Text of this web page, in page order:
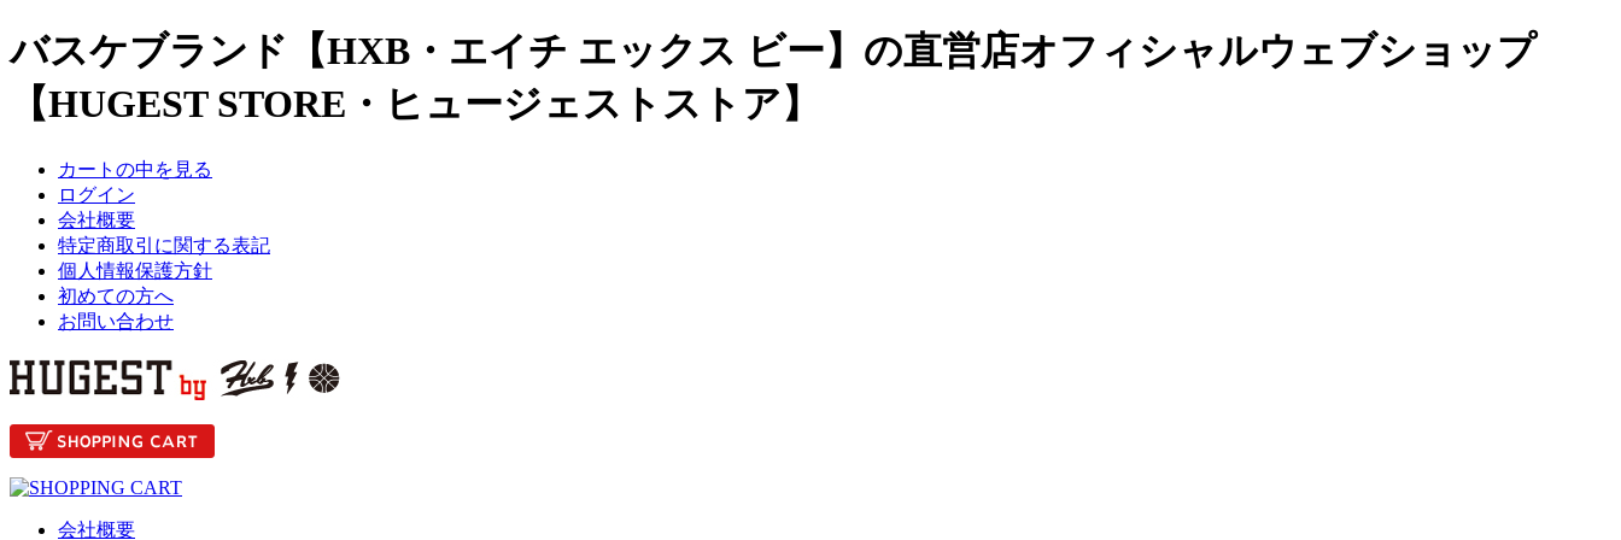
バスケブランド【HXB・エイチ エックス ビー】の直営店オフィシャルウェブショップ
【HUGEST STORE・ヒュージェストストア】
カートの中を見る
ログイン
会社概要
特定商取引に関する表記
個人情報保護方針
初めての方へ
お問い合わせ
会社概要